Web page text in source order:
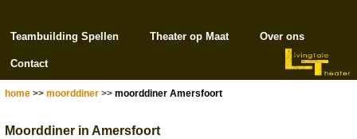
Teambuilding Spellen Theater op Maat Over ons
Contact
home >> moorddiner >> moorddiner Amersfoort
Moorddiner in Amersfoort